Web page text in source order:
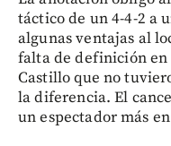
táctico de un 4-4-2 a
algunas ventajas al
falta de definición en
Castillo que no
la diferencia. El
un espectador más